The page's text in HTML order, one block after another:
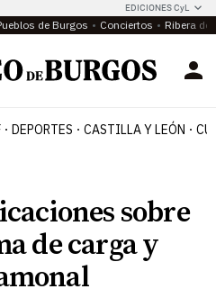
EDICIONES CyL
de Burgos Conciertos Ribera del
DEPORTES CASTILLA Y LEÓN
sobre
de carga y